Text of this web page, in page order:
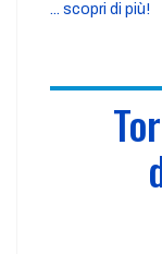
... scopri di più!